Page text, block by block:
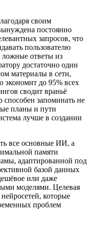
своим
постоянно
запросов, что
пользователю
ложные ответы из
достаточно один
материалы в сети,
экономит до 95% всех
сводит враньё
запоминать не
планы и пути
лучше в создании
все основные ИИ, а
памяти
адаптированной под
базой данных
или даже
моделями. Целевая
которые
проблем